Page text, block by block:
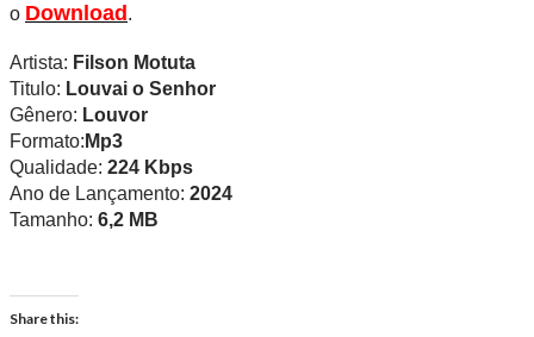
o Download .
Artista: Filson Motuta
Titulo: Louvai o Senhor
Gênero: Louvor
Formato: Mp3
Qualidade: 224 Kbps
Ano de Lançamento: 2024
Tamanho: 6,2 MB
Share this: